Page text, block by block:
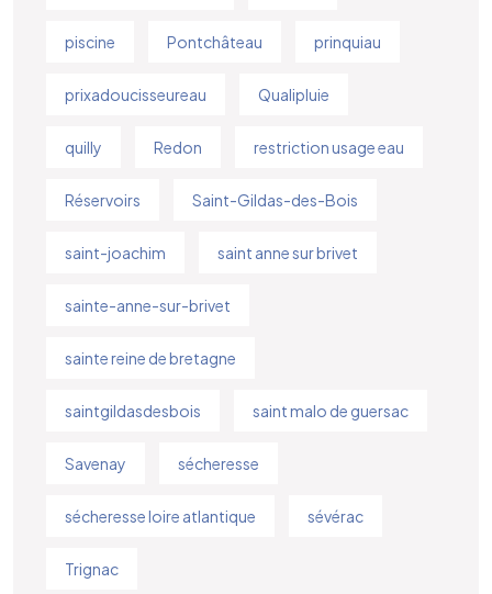
piscine Pontchâteau prinquiau
prixadoucisseureau Qualipluie
quilly Redon restriction usage eau
Réservoirs Saint-Gildas-des-Bois
saint-joachim saint anne sur brivet
sainte-anne-sur-brivet
sainte reine de bretagne
saintgildasdesbois saint malo de guersac
Savenay sécheresse
sécheresse loire atlantique sévérac
Trignac